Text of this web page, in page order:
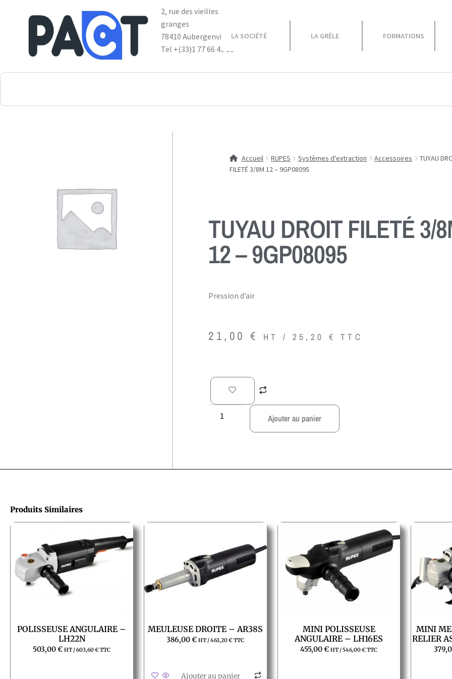
2, rue des vieilles
granges
78410 Aubergenville
Tel +(33)1 77 66 40 80
LA SOCIÉTÉ LA GRÊLE FORMATIONS
Accueil RUPES Systèmes d'extraction Accessoires
TUYAU
FILETÉ 3/8M 12 – 9GP08095
TUYAU DROIT FILETÉ 3/
12 – 9GP08095
Pression d’air
21,00 € HT / 25,20 € TTC
Ajouter au panier
Produits Similaires
POLISSEUSE ANGULAIRE –
LH22N
503,00€ HT /603,60€TTC
MEULEUSE DROITE – AR38S
386,00€ HT /463,20€TTC
Ajouter au panier
MINI POLISSEUSE
ANGULAIRE – LH16ES
455,00€ HT /546,00€TTC
MINI
RELIER